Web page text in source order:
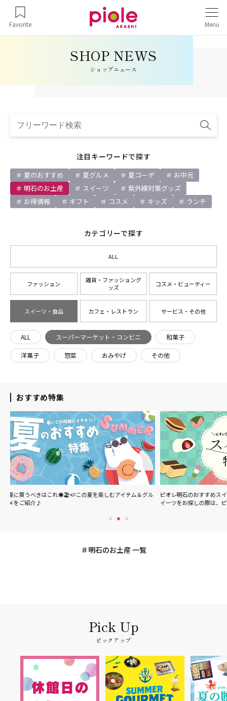
Favorite Menu
ショップニュース
注目キーワードで探す
夏のおすすめ 夏グルメ 夏コーデ
お中元
明石のお土産
スイーツ
紫外線対策グッズ
お得情報
ギフト コスメ キッズ ランチ
カテゴリーで探す
ALL
ファッション
雑貨・ファッショング
ッズ
コスメ・ビューティー
スイーツ・食品 カフェ・レストラン サービス・その他
ALL スーパーマーケット・コンビニ 和菓子
洋菓子 惣菜 おみやげ その他
おすすめ特集
むアイテム＆グル
ピオレ明石のおすすめスイーツをご紹介♪明石駅周辺でス
ピオ
メニ
明石のお土産 一覧
ピックアップ